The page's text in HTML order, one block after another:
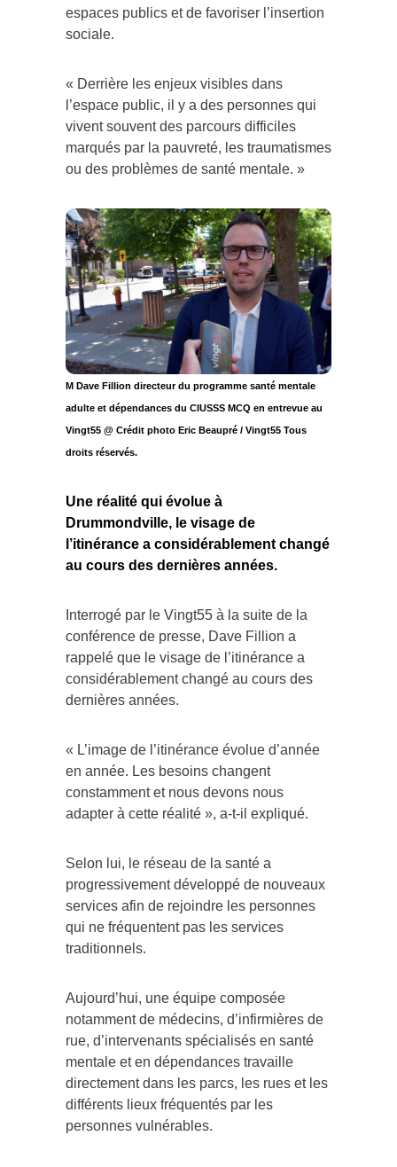
espaces publics et de favoriser l’insertion
sociale.
« Derrière les enjeux visibles dans
l’espace public, il y a des personnes qui
vivent souvent des parcours difficiles
marqués par la pauvreté, les traumatismes
ou des problèmes de santé mentale. »
M Dave Fillion directeur du programme santé mentale
adulte et dépendances du CIUSSS MCQ en entrevue au
Vingt55 @ Crédit photo Eric Beaupré / Vingt55 Tous
droits réservés.
Une réalité qui évolue à
Drummondville, le visage de
l’itinérance a considérablement changé
au cours des dernières années.
Interrogé par le Vingt55 à la suite de la
conférence de presse, Dave Fillion a
rappelé que le visage de l’itinérance a
considérablement changé au cours des
dernières années.
« L’image de l’itinérance évolue d’année
en année. Les besoins changent
constamment et nous devons nous
adapter à cette réalité », a-t-il expliqué.
Selon lui, le réseau de la santé a
progressivement développé de nouveaux
services afin de rejoindre les personnes
qui ne fréquentent pas les services
traditionnels.
Aujourd’hui, une équipe composée
notamment de médecins, d’infirmières de
rue, d’intervenants spécialisés en santé
mentale et en dépendances travaille
directement dans les parcs, les rues et les
différents lieux fréquentés par les
personnes vulnérables.